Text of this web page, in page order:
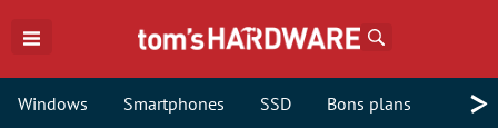
Windows Smartphones SSD Bons plans >